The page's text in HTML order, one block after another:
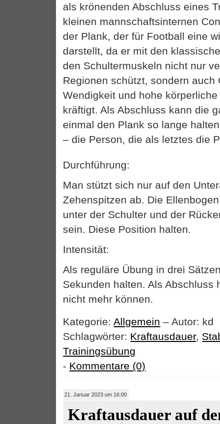
als krönenden Abschluss eines
kleinen mannschaftsinternen
der Plank, der für Football eine
darstellt, da er mit den
den Schultermuskeln nicht nur
Regionen schützt, sondern auch
Wendigkeit und hohe
kräftigt. Als Abschluss kann die
einmal den Plank so lange
– die Person, die als letztes die
Durchführung:
Man stützt sich nur auf den
Zehenspitzen ab. Die
unter der Schulter und der
sein. Diese Position halten.
Intensität:
Als reguläre Übung in drei
Sekunden halten. Als Abschluss
nicht mehr können.
Kategorie: Allgemein – Autor: kd
Schlagwörter: Kraftausdauer,
Trainingsübung
- Kommentare (0)
21. Januar 2023 um 16:00
Kraftausdauer auf